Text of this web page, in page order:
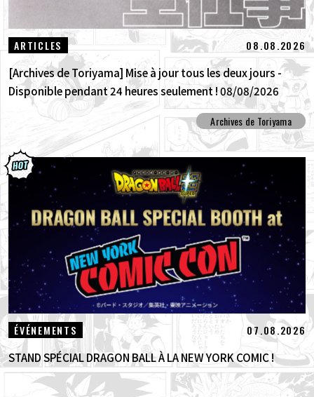
ARTICLES 08.08.2026
[Archives de Toriyama] Mise à jour tous les deux jours -
Disponible pendant 24 heures seulement ! 08/08/2026
Archives de Toriyama
ÉVÉNEMENTS 07.08.2026
STAND SPÉCIAL DRAGON BALL À LA NEW YORK COMIC !